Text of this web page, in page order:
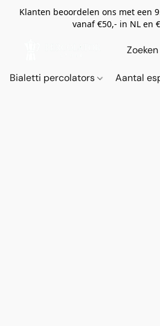
Klanten beoordelen ons met een
vanaf €50,- in NL en
Bialetti percolators Aantal